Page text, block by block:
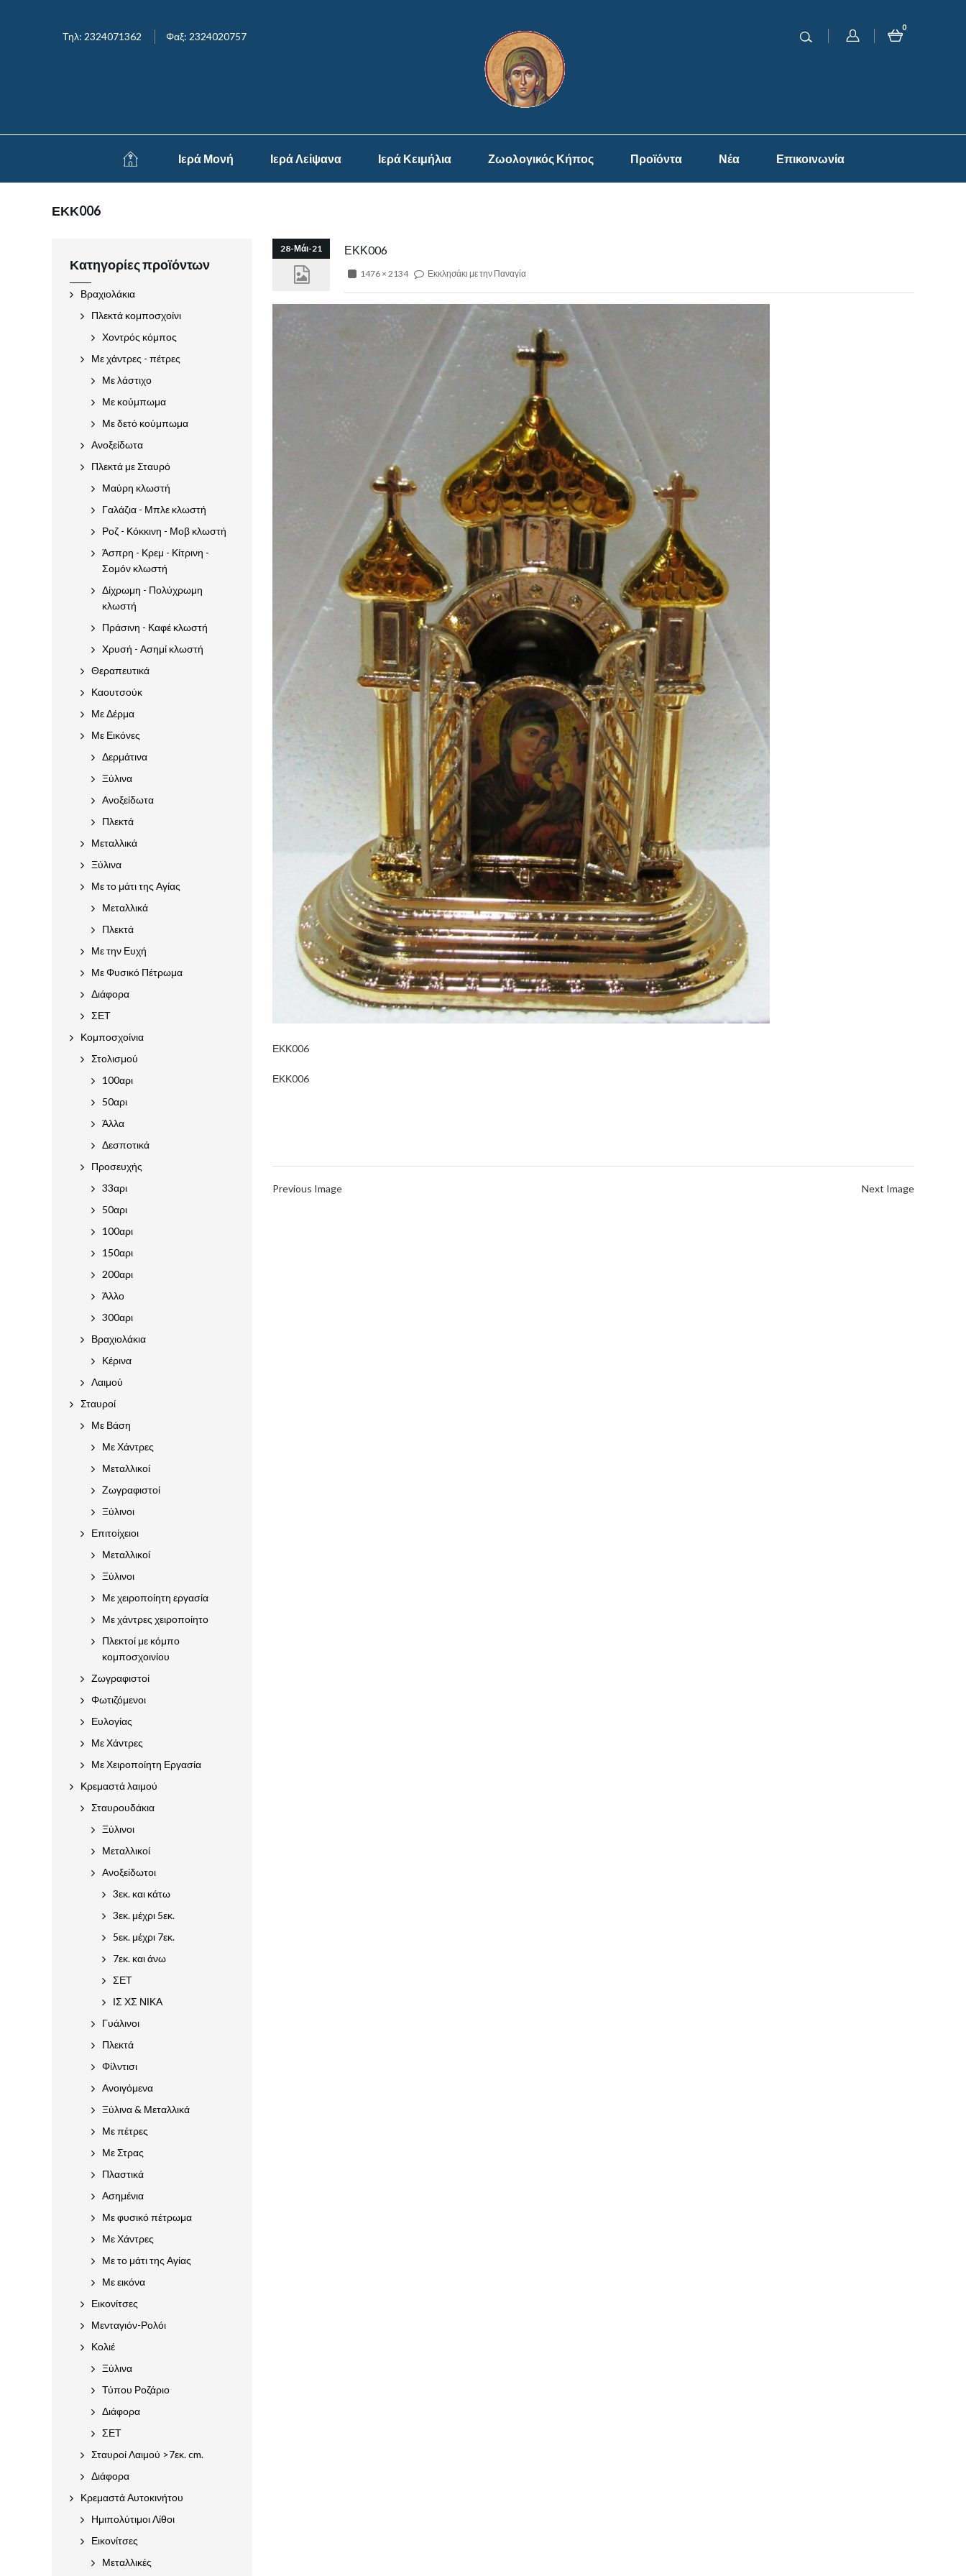
Τηλ: 2324071362 Φαξ: 2324020757
0
Ιερά Μονή Ιερά Λείψανα Ιερά Κειμήλια Ζωολογικός Κήπος Προϊόντα Νέα Επικοινωνία
ΕΚΚ006
28-Μάι-21 ΕΚΚ006
1476 × 2134 Εκκλησάκι με την Παναγία
ΕΚΚ006
ΕΚΚ006
Previous Image Next Image
Κατηγορίες προϊόντων
Βραχιολάκια
Πλεκτά κομποσχοίνι
Χοντρός κόμπος
Με χάντρες - πέτρες
Με λάστιχο
Με κούμπωμα
Με δετό κούμπωμα
Ανοξείδωτα
Πλεκτά με Σταυρό
Μαύρη κλωστή
Γαλάζια - Μπλε κλωστή
Ροζ - Κόκκινη - Μοβ κλωστή
Άσπρη - Κρεμ - Κίτρινη -
Σομόν κλωστή
Δίχρωμη - Πολύχρωμη
κλωστή
Πράσινη - Καφέ κλωστή
Χρυσή - Ασημί κλωστή
Θεραπευτικά
Καουτσούκ
Με Δέρμα
Με Εικόνες
Δερμάτινα
Ξύλινα
Ανοξείδωτα
Πλεκτά
Μεταλλικά
Ξύλινα
Με το μάτι της Αγίας
Μεταλλικά
Πλεκτά
Με την Ευχή
Με Φυσικό Πέτρωμα
Διάφορα
ΣΕΤ
Κομποσχοίνια
Στολισμού
100αρι
50αρι
Άλλα
Δεσποτικά
Προσευχής
33αρι
50αρι
100αρι
150αρι
200αρι
Άλλο
300αρι
Βραχιολάκια
Κέρινα
Λαιμού
Σταυροί
Με Βάση
Με Χάντρες
Μεταλλικοί
Ζωγραφιστοί
Ξύλινοι
Επιτοίχειοι
Μεταλλικοί
Ξύλινοι
Με χειροποίητη εργασία
Με χάντρες χειροποίητο
Πλεκτοί με κόμπο
κομποσχοινίου
Ζωγραφιστοί
Φωτιζόμενοι
Ευλογίας
Με Χάντρες
Με Χειροποίητη Εργασία
Κρεμαστά λαιμού
Σταυρουδάκια
Ξύλινοι
Μεταλλικοί
Ανοξείδωτοι
3εκ. και κάτω
3εκ. μέχρι 5εκ.
5εκ. μέχρι 7εκ.
7εκ. και άνω
ΣΕΤ
ΙΣ ΧΣ ΝΙΚΑ
Γυάλινοι
Πλεκτά
Φίλντισι
Ανοιγόμενα
Ξύλινα & Μεταλλικά
Με πέτρες
Με Στρας
Πλαστικά
Ασημένια
Με φυσικό πέτρωμα
Με Χάντρες
Με το μάτι της Αγίας
Με εικόνα
Εικονίτσες
Μενταγιόν-Ρολόι
Κολιέ
Ξύλινα
Τύπου Ροζάριο
Διάφορα
ΣΕΤ
Σταυροί Λαιμού >7εκ. cm.
Διάφορα
Κρεμαστά Αυτοκινήτου
Ημιπολύτιμοι Λίθοι
Εικονίτσες
Μεταλλικές